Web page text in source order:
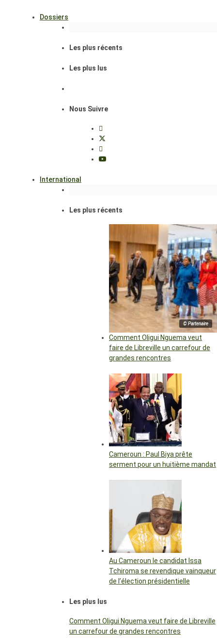
Dossiers
Les plus récents
Les plus lus
Nous Suivre
International
Les plus récents
© Partenaire
Comment Oligui Nguema veut
faire de Libreville un carrefour de
grandes rencontres
Cameroun : Paul Biya prête
serment pour un huitième mandat
Au Cameroun le candidat Issa
Tchiroma se revendique vainqueur
de l’élection présidentielle
Les plus lus
Comment Oligui Nguema veut faire de Libreville
un carrefour de grandes rencontres